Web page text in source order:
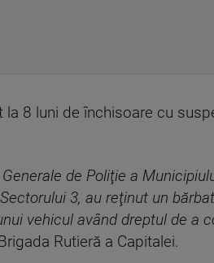
8 luni de închisoare cu
de Poliţie a
3, au reţinut un
vehicul având dreptul de a
Rutieră a Capitalei.